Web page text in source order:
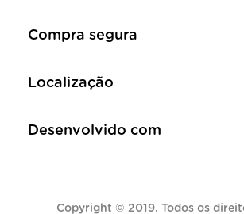
Compra segura
Localização
Desenvolvido com
Copyright © 2019. Todos os